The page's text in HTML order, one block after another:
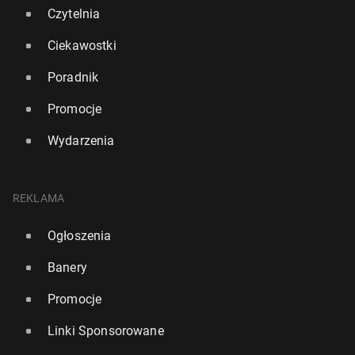
Francja prze­dłu­ży­ła po­ro­zu­mie­nie z Wielką Bry­ta­nią
o od­sy­ła­niu imi­gran­tów
5 czerwca, 11:45
Czytelnia
Ciekawostki
Poradnik
Promocje
Wydarzenia
REKLAMA
Ogłoszenia
Banery
Promocje
Linki Sponsorowane